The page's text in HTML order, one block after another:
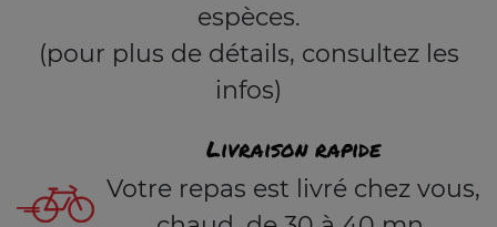
espèces.
(pour plus de détails, consultez les
infos)
Livraison rapide
Votre repas est livré chez vous,